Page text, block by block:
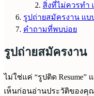
สิ่งที่ไม่ควรทำ
รูปถ่ายสมัครงาน แ
คำถามที่พบบ่อย
รูปถ่ายสมัครงาน
ไม่ใช่แค่ “รูปติด Resume”
เห็นก่อนอ่านประวัติของคุ